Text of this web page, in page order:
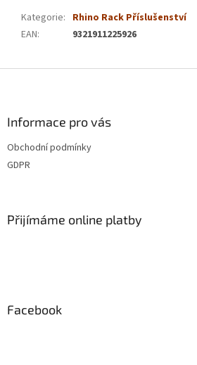
Kategorie: Rhino Rack Příslušenství
EAN: 9321911225926
Informace pro vás
Obchodní podmínky
GDPR
Přijímáme online platby
Facebook